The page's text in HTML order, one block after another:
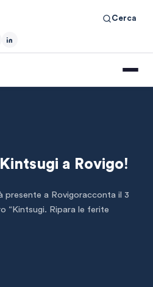
Cerca
a Rovigo!
presente a Rovigoracconta il 3
“Kintsugi. Ripara le ferite